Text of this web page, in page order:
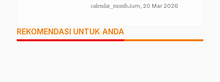
Palestina
calendar_monthJum, 20 Mar 2026
REKOMENDASI UNTUK ANDA